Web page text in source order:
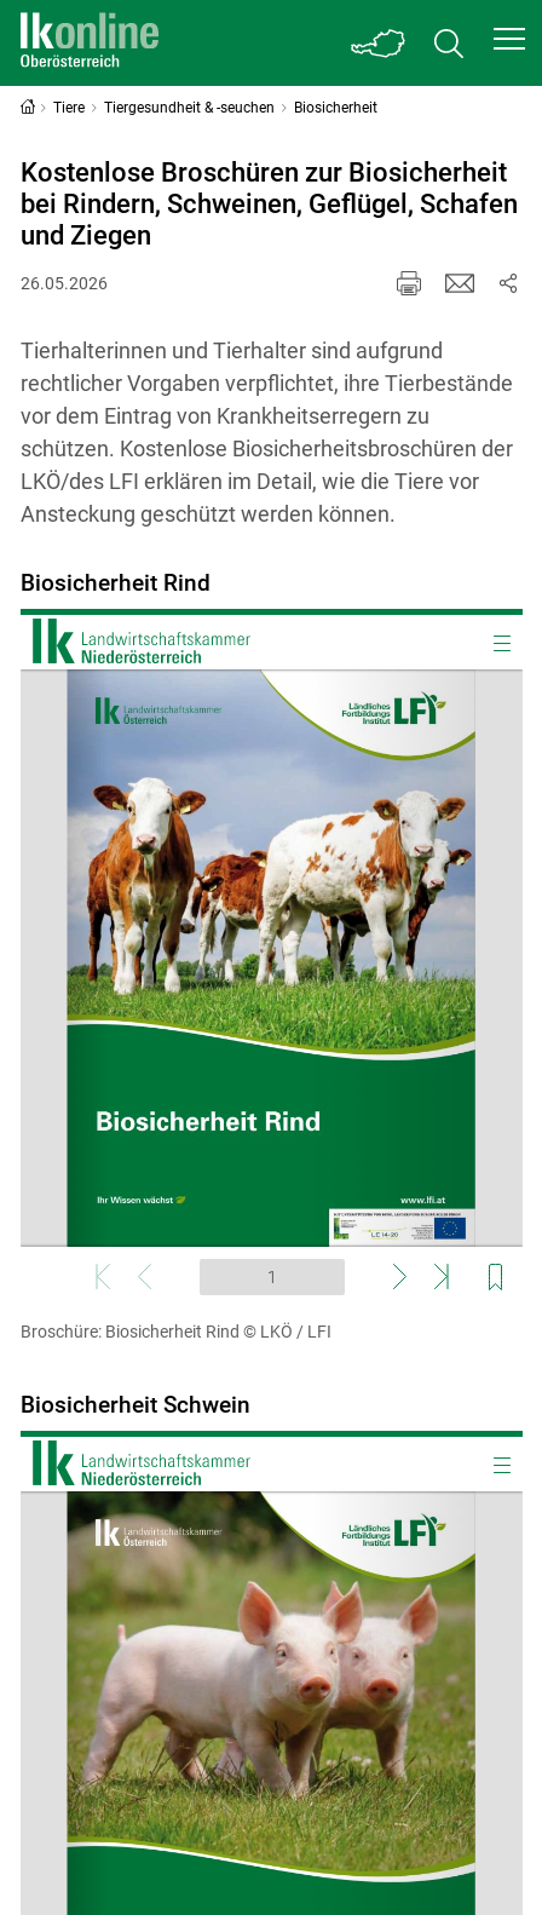
Skip to main content
Tiere Tiergesundheit & -seuchen Biosicherheit
Kostenlose Broschüren zur Biosicherheit
bei Rindern, Schweinen, Geflügel, Schafen
und Ziegen
26.05.2026
Tierhalterinnen und Tierhalter sind aufgrund
rechtlicher Vorgaben verpflichtet, ihre Tierbestände
vor dem Eintrag von Krankheitserregern zu
schützen. Kostenlose Biosicherheitsbroschüren der
LKÖ/des LFI erklären im Detail, wie die Tiere vor
Ansteckung geschützt werden können.
Biosicherheit Rind
Broschüre: Biosicherheit Rind © LKÖ / LFI
Biosicherheit Schwein